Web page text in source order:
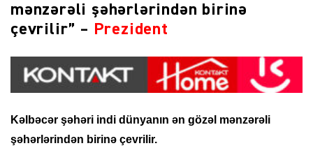
mənzərəli şəhərlərindən birinə
çevrilir” – Prezident
Kəlbəcər şəhəri indi dünyanın ən gözəl mənzərəli
şəhərlərindən birinə çevrilir.